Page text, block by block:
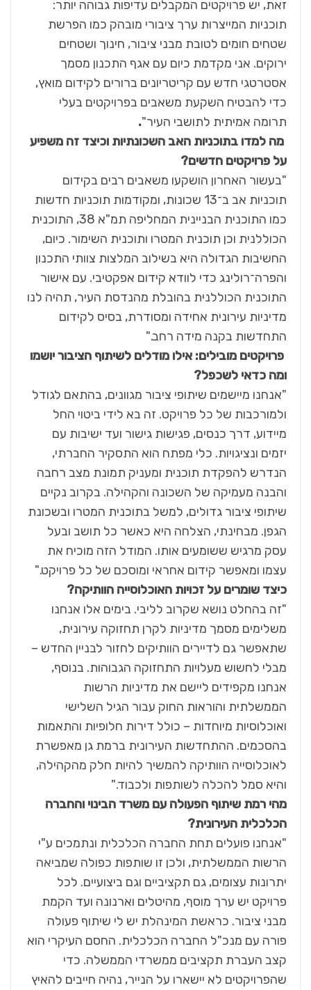
זאת, יש פרויקטים המקבלים עדיפות גבוהה יותר:
תוכניות המייצרות ערך ציבורי מובהק כמו הפרשת
שטחים חומים לטובת מבני ציבור, חינוך ושטחים
ירוקים. אני מקדמת כיום עם אגף התכנון מסמך
אסטרטגי חדש עם קריטריונים ברורים לקידום מואץ,
כדי להבטיח השקעת משאבים בפרויקטים בעלי
תרומה אמיתית לתושבי העיר".
מה למדו בתוכניות האב השכונתיות וכיצד זה משפיע
על פרויקטים חדשים?
"בעשור האחרון הושקעו משאבים רבים בקידום
תוכניות אב ב־13 שכונות, ומקודמות תוכניות חדשות
כמו התוכנית הבניינית המחליפה תמ"א 38, התוכנית
הכוללנית וכן תוכנית המטרו ותוכנית השימור. כיום,
החשיבות הגדולה היא בשילוב המלצות צוותי התכנון
והפרה־רולינג כדי לוודא קידום אפקטיבי. עם אישור
התוכנית הכוללנית בהובלת מהנדסת העיר, תהיה לנו
מדיניות עירונית אחידה ומסודרת, בסיס לקידום
התחדשות בקנה מידה רחב."
פרויקטים מובילים: אילו מודלים לשיתוף הציבור יושמו
ומה כדאי לשכפל?
"אנחנו מיישמים שיתופי ציבור מגוונים, בהתאם לגודל
ולמורכבות של כל פרויקט. זה בא לידי ביטוי החל
מיידוע, דרך כנסים, פגישות גישור ועד ישיבות עם
יזמים ונציגויות. כלי מפתח הוא התסקיר החברתי,
הנדרש להפקדת תוכנית ומעניק תמונת מצב רחבה
והבנה מעמיקה של השכונה והקהילה. בקרוב נקיים
שיתופי ציבור גדולים, למשל בתוכנית המטרו ובשכונת
הגפן. מבחינתי, הצלחה היא כאשר כל תושב ובעל
עסק מרגיש ששומעים אותו. המודל הזה מוכיח את
עצמו ומאפשר קידום אחראי ומוסכם של כל פרויקט."
כיצד שומרים על זכויות האוכלוסייה הוותיקה?
"זה בהחלט נושא שקרוב לליבי. בימים אלו אנחנו
משלימים מסמך מדיניות לקרן תחזוקה עירונית,
שתאפשר גם לדיירים הוותיקים לחזור לבניין החדש –
מבלי לחשוש מעלויות התחזוקה הגבוהות. בנוסף,
אנחנו מקפידים ליישם את מדיניות הרשות
הממשלתית והוראות החוק עבור הגיל השלישי
ואוכלוסיות מיוחדות – כולל דירות חלופיות והתאמות
בהסכמים. ההתחדשות העירונית ברמת גן מאפשרת
לאוכלוסייה הוותיקה להמשיך להיות חלק מהקהילה,
והיא סמל להכלה לשותפות ולכבוד."
מהי רמת שיתוף הפעולה עם משרד הבינוי והחברה
הכלכלית העירונית?
"אנחנו פועלים תחת החברה הכלכלית ונתמכים ע"י
הרשות הממשלתית, ולכן זו שותפות כפולה שמביאה
יתרונות עצומים, גם תקציביים וגם ביצועיים. לכל
פרויקט יש ערך מוסף, מהיטלים וארנונה ועד הקמת
מבני ציבור. כראשת המינהלת יש לי שיתוף פעולה
פורה עם מנכ"ל החברה הכלכלית. החסם העיקרי הוא
קצב העברת תקציבים ממשרדי הממשלה. כדי
שהפרויקטים לא יישארו על הנייר, נהיה חייבים להאיץ